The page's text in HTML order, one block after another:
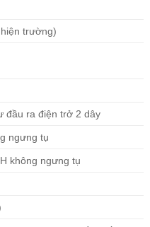
trường)
đầu ra điện trở 2 dây
ngưng tụ
không ngưng tụ